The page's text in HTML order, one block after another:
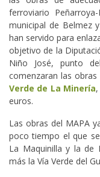
ferroviario
municipal de Belmez
han servido para
objetivo de la
Niño José, punto
comenzaran las
Verde de La Minería
euros.
Las obras del MAPA
poco tiempo el que
La Maquinilla y la de
más la Vía Verde del